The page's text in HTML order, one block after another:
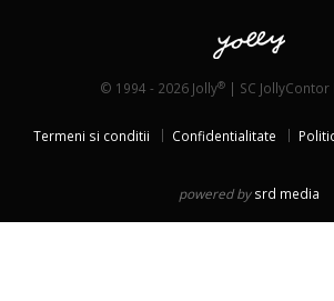
© 1994 - 2026 Jolly® | SC JollyContor
Termeni si conditii Confidentialitate
powered by srd media